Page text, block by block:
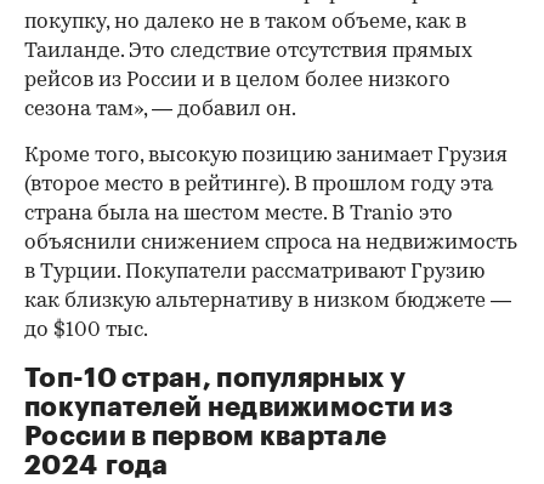
покупку, но далеко не в таком объеме, как в
Таиланде. Это следствие отсутствия прямых
рейсов из России и в целом более низкого
сезона там», — добавил он.
Кроме того, высокую позицию занимает Грузия
(второе место в рейтинге). В прошлом году эта
страна была на шестом месте. В Tranio это
объяснили снижением спроса на недвижимость
в Турции. Покупатели рассматривают Грузию
как близкую альтернативу в низком бюджете —
до $100 тыс.
Топ-10 стран, популярных у
покупателей недвижимости из
России в первом квартале
2024 года